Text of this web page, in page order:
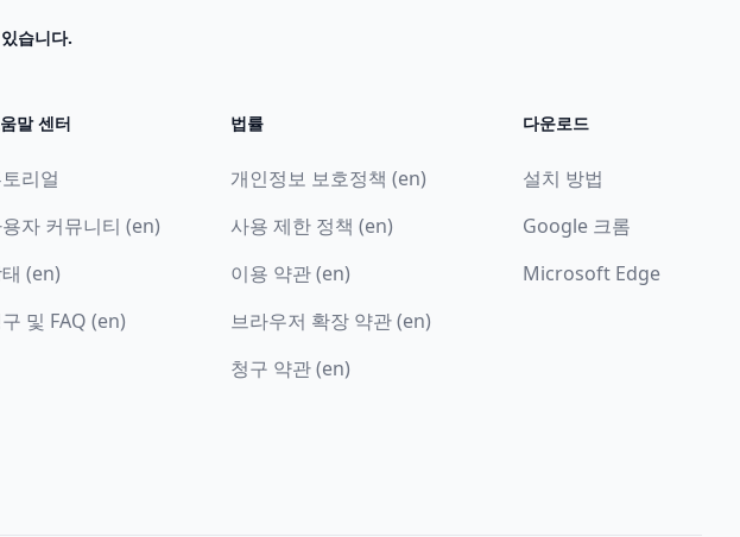
습니다.
말 센터
리얼
자 커뮤니티 (en)
(en)
및 FAQ (en)
법률
개인정보 보호정책 (en)
사용 제한 정책 (en)
이용 약관 (en)
브라우저 확장 약관 (en)
청구 약관 (en)
다운로드
설치 방법
Google 크롬
Microsoft Edge